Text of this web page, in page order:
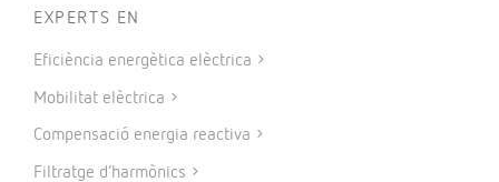
EXPERTS EN
Eficiència energètica elèctrica
Mobilitat elèctrica
Compensació energia reactiva
Filtratge d’harmònics